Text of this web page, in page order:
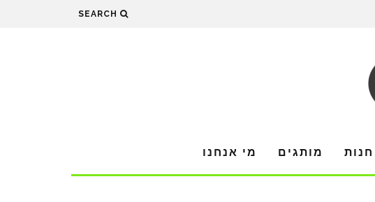
SEARCH
חנות מותגים מי אנחנו